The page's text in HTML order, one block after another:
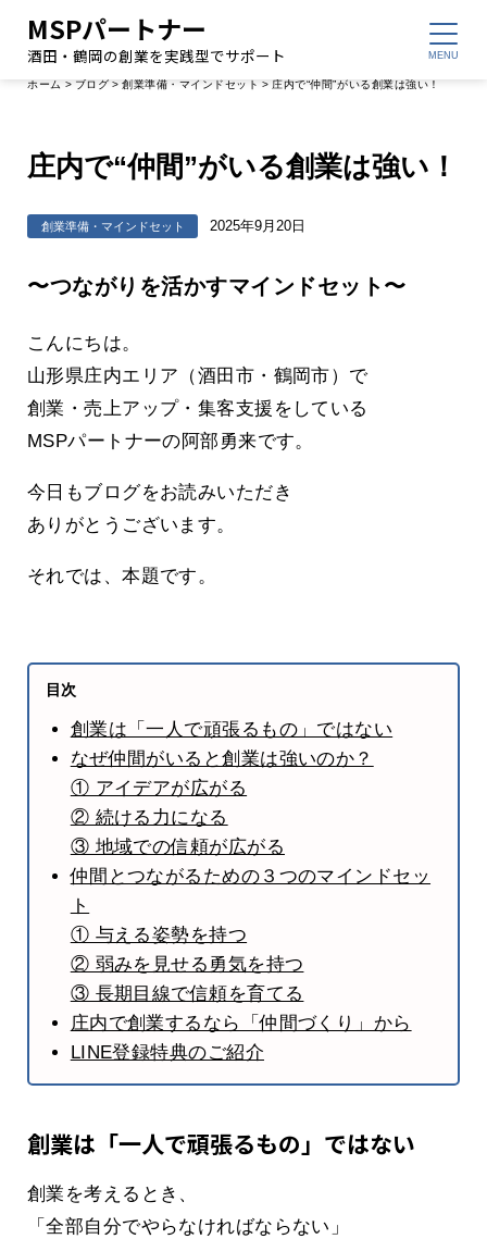
MSPパートナー
酒田・鶴岡の創業を実践型でサポート
ホーム > ブログ >創業準備・マインドセット > 庄内で“仲間”がいる創業は強い！
庄内で“仲間”がいる創業は強い！
創業準備・マインドセット 2025年9月20日
〜つながりを活かすマインドセット〜
こんにちは。
山形県庄内エリア（酒田市・鶴岡市）で
創業・売上アップ・集客支援をしている
MSPパートナーの阿部勇来です。
今日もブログをお読みいただき
ありがとうございます。
それでは、本題です。
目次
創業は「一人で頑張るもの」ではない
なぜ仲間がいると創業は強いのか？
① アイデアが広がる
② 続ける力になる
③ 地域での信頼が広がる
仲間とつながるための３つのマインドセッ
ト
① 与える姿勢を持つ
② 弱みを見せる勇気を持つ
③ 長期目線で信頼を育てる
庄内で創業するなら「仲間づくり」から
LINE登録特典のご紹介
創業は「一人で頑張るもの」ではない
創業を考えるとき、
「全部自分でやらなければならない」